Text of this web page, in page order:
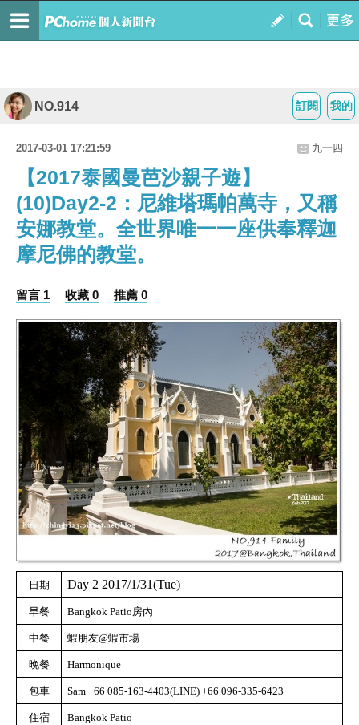
我的
訂閱
NO.914
2017-03-01 17:21:59 九一四
【2017泰國曼芭沙親子遊】
(10)Day2-2：尼維塔瑪帕萬寺，又稱
安娜教堂。全世界唯一一座供奉釋迦
摩尼佛的教堂。
留言 1 收藏 0 推薦 0
日期 Day 2 2017/1/31(Tue)
早餐 Bangkok Patio房內
中餐
蝦朋友@蝦市場
晚餐
Harmonique
包車 Sam +66 085-163-4403(LINE) +66 096-335-6423
住宿 Bangkok Patio